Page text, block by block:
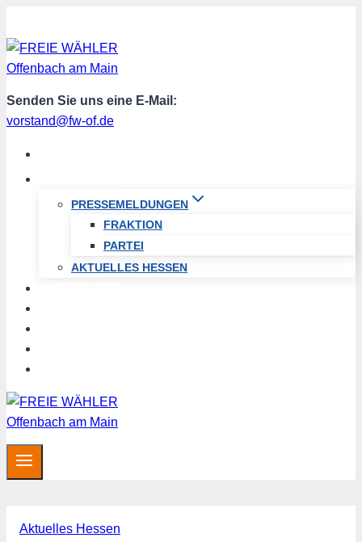
Inhalt
springen
Senden Sie uns eine E-Mail:
vorstand@fw-of.de
PRESSEMELDUNGEN
FRAKTION
PARTEI
AKTUELLES HESSEN
Aktuelles Hessen